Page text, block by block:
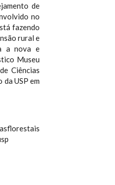
de
no
fazendo
rural e
a nova e
Museu
Ciências
USP em